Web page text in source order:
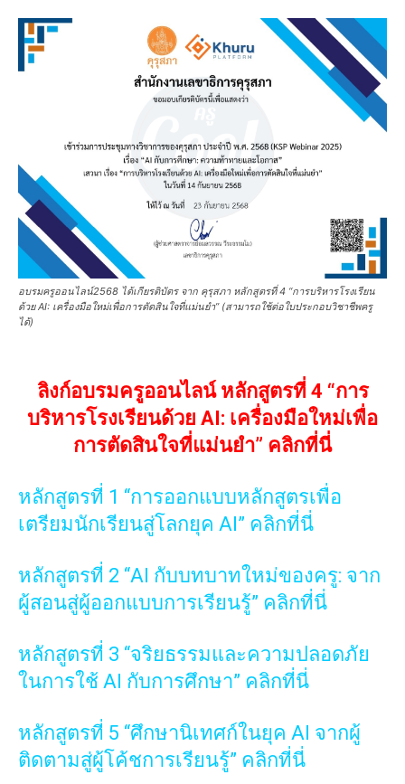
อบรมครูออนไลน์2568 ได้เกียรติบัตร จาก คุรุสภา หลักสูตรที่ 4 “การบริหารโรงเรียน
ด้วย AI: เครื่องมือใหม่เพื่อการตัดสินใจที่แม่นยำ” (สามารถใช้ต่อใบประกอบวิชาชีพครู
ได้)
ลิงก์อบรมครูออนไลน์ หลักสูตรที่ 4 “การ
บริหารโรงเรียนด้วย AI: เครื่องมือใหม่เพื่อ
การตัดสินใจที่แม่นยำ” คลิกที่นี่
หลักสูตรที่ 1 “การออกแบบหลักสูตรเพื่อ
เตรียมนักเรียนสู่โลกยุค AI” คลิกที่นี่
หลักสูตรที่ 2 “AI กับบทบาทใหม่ของครู: จาก
ผู้สอนสู่ผู้ออกแบบการเรียนรู้” คลิกที่นี่
หลักสูตรที่ 3 “จริยธรรมและความปลอดภัย
ในการใช้ AI กับการศึกษา” คลิกที่นี่
หลักสูตรที่ 5 “ศึกษานิเทศก์ในยุค AI จากผู้
ติดตามสู่ผู้โค้ชการเรียนรู้” คลิกที่นี่